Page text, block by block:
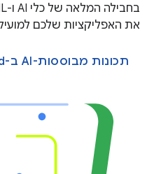
את האפליקציות שלכם
תכונות מבוססות-AI ב-Android